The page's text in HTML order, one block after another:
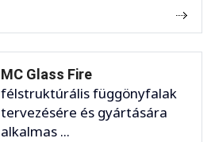
MC Glass Fire
félstruktúrális függönyfalak
tervezésére és gyártására
alkalmas ...